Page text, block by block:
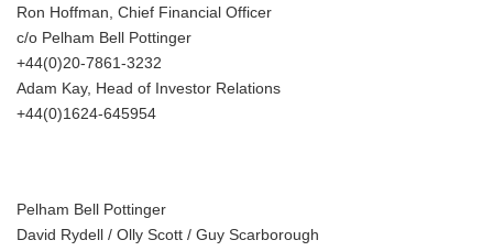
Ron Hoffman, Chief Financial Officer
c/o Pelham Bell Pottinger
+44(0)20-7861-3232
Adam Kay, Head of Investor Relations
+44(0)1624-645954
Pelham Bell Pottinger
David Rydell / Olly Scott / Guy Scarborough